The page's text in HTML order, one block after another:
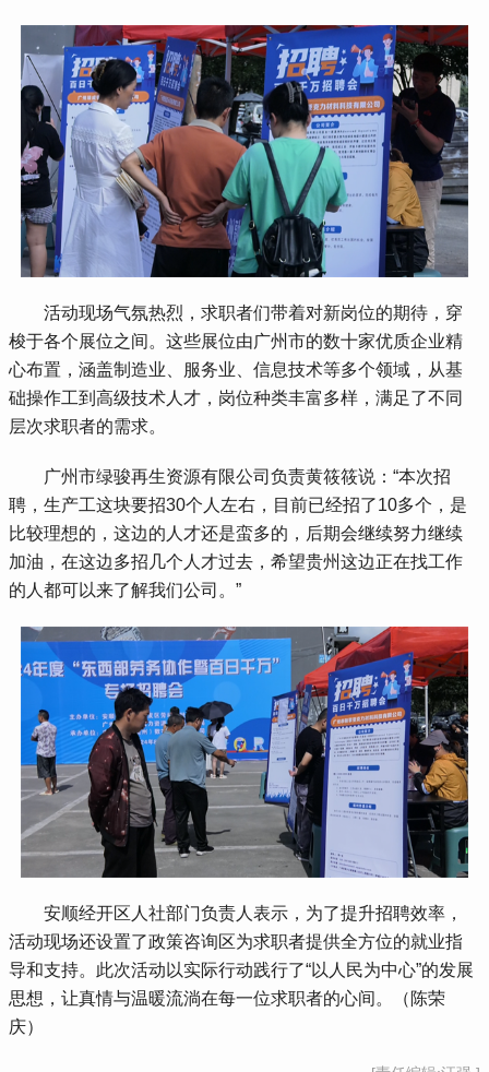
活动现场气氛热烈，求职者们带着对新岗位的期待，穿
梭于各个展位之间。这些展位由广州市的数十家优质企业精
心布置，涵盖制造业、服务业、信息技术等多个领域，从基
础操作工到高级技术人才，岗位种类丰富多样，满足了不同
层次求职者的需求。
广州市绿骏再生资源有限公司负责黄筱筱说：“本次招
聘，生产工这块要招30个人左右，目前已经招了10多个，是
比较理想的，这边的人才还是蛮多的，后期会继续努力继续
加油，在这边多招几个人才过去，希望贵州这边正在找工作
的人都可以来了解我们公司。”
安顺经开区人社部门负责人表示，为了提升招聘效率，
活动现场还设置了政策咨询区为求职者提供全方位的就业指
导和支持。此次活动以实际行动践行了“以人民为中心”的发展
思想，让真情与温暖流淌在每一位求职者的心间。（陈荣
庆）